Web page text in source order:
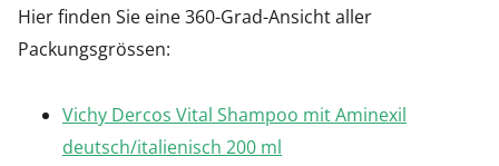
Hier finden Sie eine 360-Grad-Ansicht aller
Packungsgrössen:
Vichy Dercos Vital Shampoo mit Aminexil
deutsch/italienisch 200 ml